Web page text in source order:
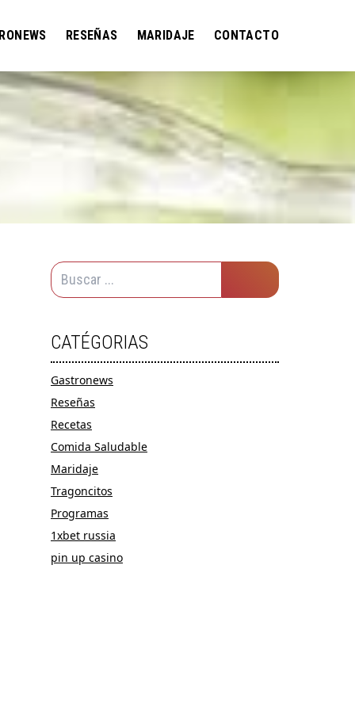
RESEÑAS MARIDAJE CONTACTO
CATÉGORIAS
Gastronews
Reseñas
Recetas
Comida Saludable
Maridaje
Tragoncitos
Programas
1xbet russia
pin up casino